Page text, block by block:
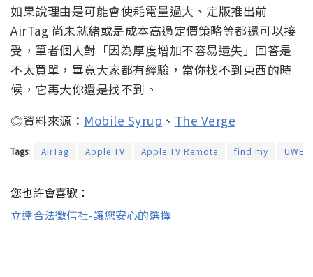
如果說理由是可能會使耗電量過大、定版推出前
AirTag 尚未就緒或是成本高過定價策略等都還可以接
受，筆者個人對「因為厚度增加不容易遺失」回答是
不太買單，畢竟大家都有經驗，當你找不到東西的時
候，它再大你還是找不到。
◎資料來源： Mobile Syrup 、 The Verge
Tags: AirTag Apple TV Apple TV Remote find my UWB
您也許會喜歡：
立達合法徵信社-讓您安心的選擇